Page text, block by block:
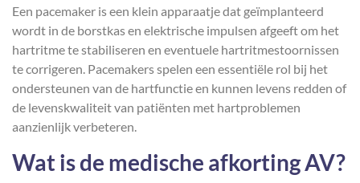
Een pacemaker is een klein apparaatje dat geïmplanteerd
wordt in de borstkas en elektrische impulsen afgeeft om het
hartritme te stabiliseren en eventuele hartritmestoornissen
te corrigeren. Pacemakers spelen een essentiële rol bij het
ondersteunen van de hartfunctie en kunnen levens redden of
de levenskwaliteit van patiënten met hartproblemen
aanzienlijk verbeteren.
Wat is de medische afkorting AV?